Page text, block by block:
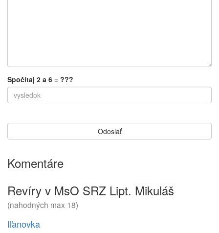
Spočítaj 2 a 6 = ???
Komentáre
Revíry v MsO SRZ Lipt. Mikuláš
(nahodných max 18)
Iľanovka